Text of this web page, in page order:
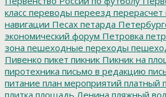
класс переводы переезд перерасчет
навигации Песах петарда
экономический форум Петровка
зона пешеходные переходы
Пивенко пикет пикник Пикник на
пиротехника письмо в редакцию
питание план мероприятий платный
плитка площадь Ленина пляжный